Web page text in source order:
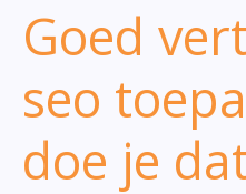
Goed
seo
doe je